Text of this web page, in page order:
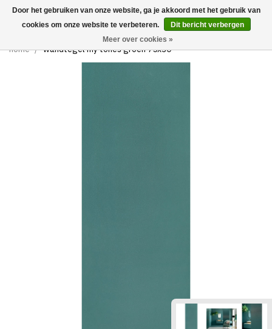
0
home / wandtegel my tones groen 75x30
Door het gebruiken van onze website, ga je akkoord met het gebruik van
cookies om onze website te verbeteren.
Dit bericht verbergen
Meer over cookies »